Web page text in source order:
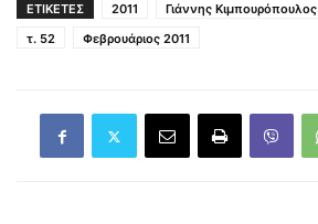
ΕΤΙΚΕΤΕΣ 2011 Γιάννης Κιμπουρόπουλος
τ. 52
Φεβρουάριος 2011